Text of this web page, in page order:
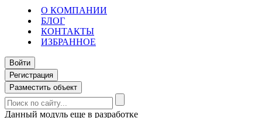
О КОМПАНИИ
БЛОГ
КОНТАКТЫ
ИЗБРАННОЕ
Войти
Регистрация
Разместить объект
Данный модуль еще в разработке